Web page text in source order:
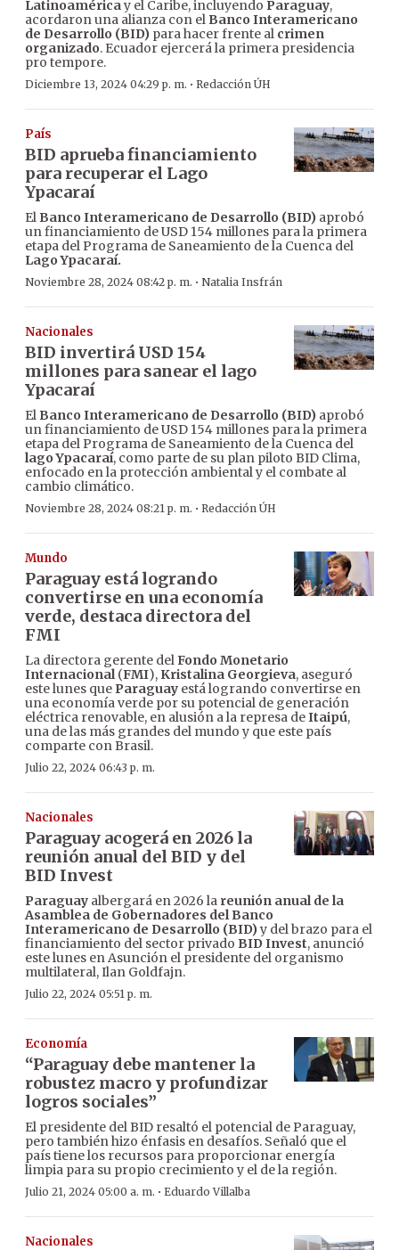
Latinoaméricay el Caribe, incluyendo Paraguay,
acordaron una alianza con el Banco Interamericano
de Desarrollo (BID) para hacer frente al crimen
organizado. Ecuador ejercerá la primera presidencia
pro tempore.
Diciembre 13, 2024 04:29 p. m. · Redacción ÚH
País
BID aprueba financiamiento
para recuperar el Lago
Ypacaraí
El Banco Interamericano de Desarrollo (BID) aprobó
un financiamiento de USD 154 millones para la primera
etapa del Programa de Saneamiento de la Cuenca del
Lago Ypacaraí.
Noviembre 28, 2024 08:42 p. m. · Natalia Insfrán
Nacionales
BID invertirá USD 154
millones para sanear el lago
Ypacaraí
El Banco Interamericano de Desarrollo (BID) aprobó
un financiamiento de USD 154 millones para la primera
etapa del Programa de Saneamiento de la Cuenca del
lago Ypacaraí, como parte de su plan piloto BID Clima,
enfocado en la protección ambiental y el combate al
cambio climático.
Noviembre 28, 2024 08:21 p. m. · Redacción ÚH
Mundo
Paraguay está logrando
convertirse en una economía
verde, destaca directora del
FMI
La directora gerente delFondo Monetario
Internacional(FMI), Kristalina Georgieva, aseguró
este lunes que Paraguay está logrando convertirse en
una economía verde por su potencial de generación
eléctrica renovable, en alusión a la represa deItaipú,
una de las más grandes del mundo y que este país
comparte con Brasil.
Julio 22, 2024 06:43 p. m.
Nacionales
Paraguay acogerá en 2026 la
reunión anual del BID y del
BID Invest
Paraguay albergará en 2026 la reunión anual de la
Asamblea de Gobernadores del Banco
Interamericano de Desarrollo (BID)y del brazo para el
financiamiento del sector privado BID Invest, anunció
este lunes en Asunción el presidente del organismo
multilateral, Ilan Goldfajn.
Julio 22, 2024 05:51 p. m.
Economía
“Paraguay debe mantener la
robustez macro y profundizar
logros sociales”
El presidente del BID resaltó el potencial de Paraguay,
pero también hizo énfasis en desafíos. Señaló que el
país tiene los recursos para proporcionar energía
limpia para su propio crecimiento y el de la región.
Julio 21, 2024 05:00 a. m. · Eduardo Villalba
Nacionales